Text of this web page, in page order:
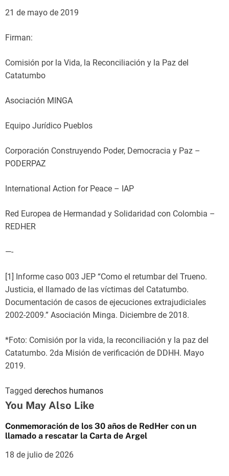
21 de mayo de 2019
Firman:
Comisión por la Vida, la Reconciliación y la Paz del
Catatumbo
Asociación MINGA
Equipo Jurídico Pueblos
Corporación Construyendo Poder, Democracia y Paz –
PODERPAZ
International Action for Peace – IAP
Red Europea de Hermandad y Solidaridad con Colombia –
REDHER
—-
[1] Informe caso 003 JEP “Como el retumbar del Trueno.
Justicia, el llamado de las víctimas del Catatumbo.
Documentación de casos de ejecuciones extrajudiciales
2002-2009.” Asociación Minga. Diciembre de 2018.
*Foto: Comisión por la vida, la reconciliación y la paz del
Catatumbo. 2da Misión de verificación de DDHH. Mayo
2019.
Tagged derechos humanos
You May Also Like
Conmemoración de los 30 años de RedHer con un
llamado a rescatar la Carta de Argel
18 de julio de 2026